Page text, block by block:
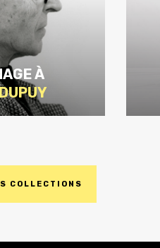
À
COLLECTIONS